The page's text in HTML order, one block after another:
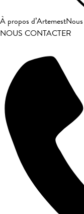
À propos d’Artemest
NOUS CONTACTER